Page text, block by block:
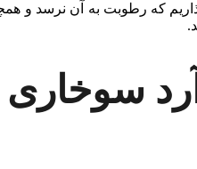
که رطوبت به آن نرسد